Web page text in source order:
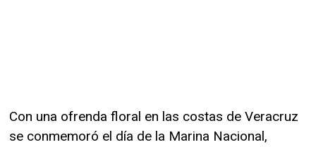
Con una ofrenda floral en las costas de Veracruz
se conmemoró el día de la Marina Nacional,